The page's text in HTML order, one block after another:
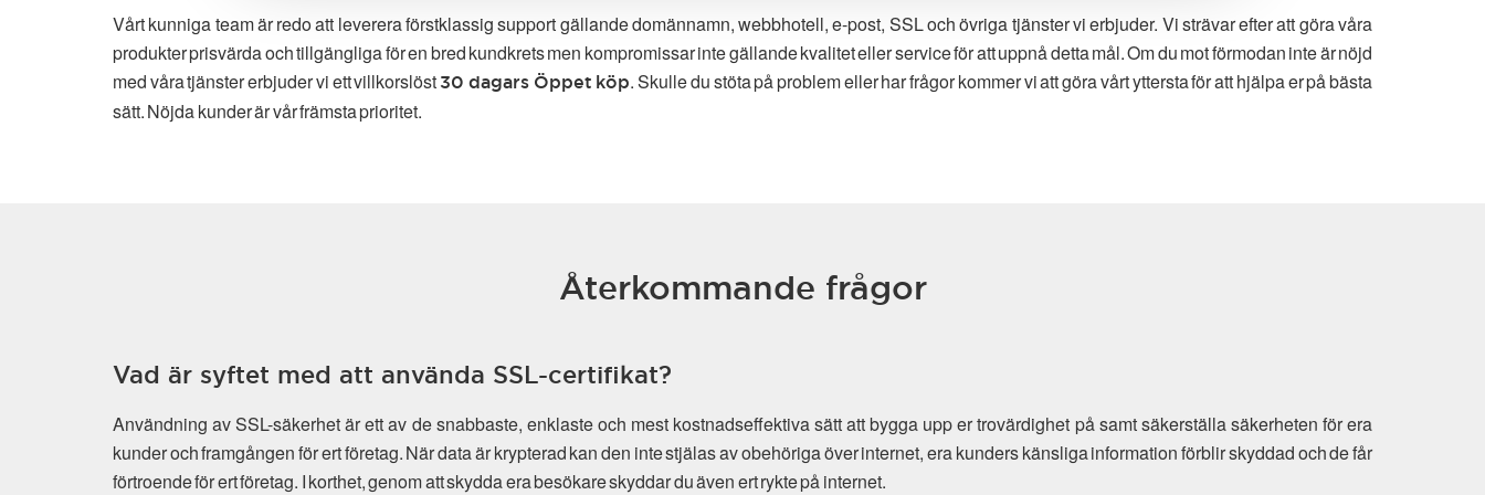
Vårt kunniga team är redo att leverera förstklassig support gällande domännamn, webbhotell, e-post, SSL och övriga tjänster vi erbjuder. Vi strävar efter att göra våra
produkter prisvärda och tillgängliga för en bred kundkrets men kompromissar inte gällande kvalitet eller service för att uppnå detta mål. Om du mot förmodan inte är nöjd
med våra tjänster erbjuder vi ett villkorslöst30 dagars Öppet köp. Skulle du stöta på problem eller har frågor kommer vi att göra vårt yttersta för att hjälpa er på bästa
sätt. Nöjda kunder är vår främsta prioritet.
Återkommande frågor
Vad är syftet med att använda SSL-certifikat?
Användning av SSL-säkerhet är ett av de snabbaste, enklaste och mest kostnadseffektiva sätt att bygga upp er trovärdighet på samt säkerställa säkerheten för era
kunder och framgången för ert företag. När data är krypterad kan den inte stjälas av obehöriga över internet, era kunders känsliga information förblir skyddad och de får
förtroende för ert företag. I korthet, genom att skydda era besökare skyddar du även ert rykte på internet.